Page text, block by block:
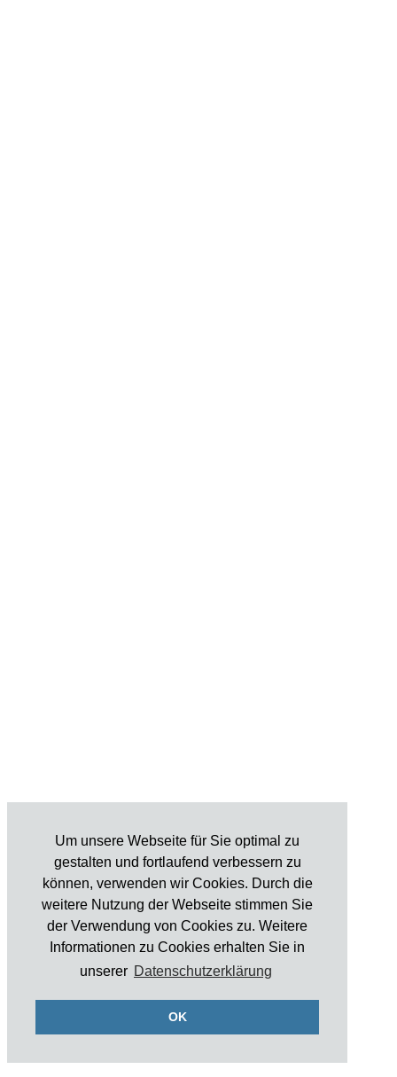
Um unsere Webseite für Sie optimal zu
gestalten und fortlaufend verbessern zu
können, verwenden wir Cookies. Durch die
weitere Nutzung der Webseite stimmen Sie
der Verwendung von Cookies zu. Weitere
Informationen zu Cookies erhalten Sie in
unserer Datenschutzerklärung
OK